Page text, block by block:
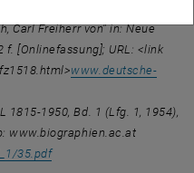
Carl Freiherr von" in: Neue
f. [Onlinefassung]; URL: <link
www.deutsche-
1815-1950, Bd. 1 (Lfg. 1, 1954),
www.biographien.ac.at
35.pdf